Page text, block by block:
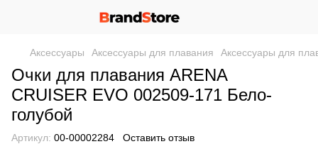
Аксессуары Аксессуары для плавания Аксессуары для
Очки для плавания ARENA
CRUISER EVO 002509-171 Бело-
голубой
Артикул: 00-00002284 Оставить отзыв